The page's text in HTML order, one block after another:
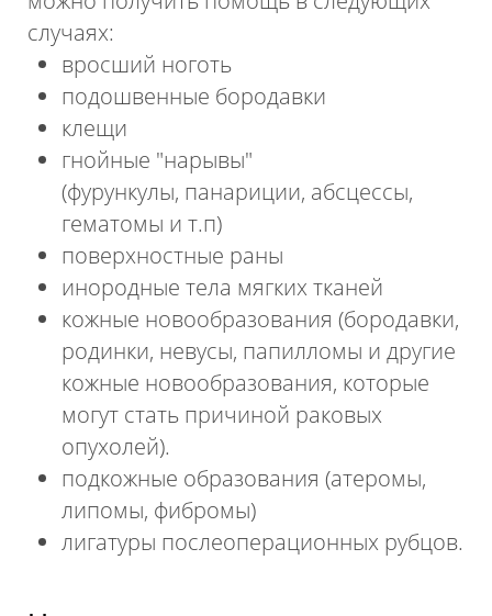
случаях:
вросший ноготь
подошвенные бородавки
клещи
гнойные "нарывы"
(фурункулы, панариции, абсцессы,
гематомы и т.п)
поверхностные раны
инородные тела мягких тканей
кожные новообразования (бородавки,
родинки, невусы, папилломы и другие
кожные новообразования, которые
могут стать причиной раковых
опухолей).
подкожные образования (атеромы,
липомы, фибромы)
лигатуры послеоперационных рубцов.